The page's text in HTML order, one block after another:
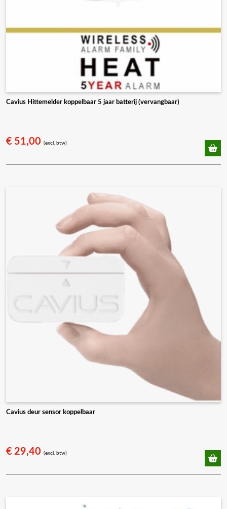
Cavius Hittemelder koppelbaar 5 jaar batterij (vervangbaar)
€ 51,00 (excl. btw)
Cavius deur sensor koppelbaar
€ 29,40 (excl. btw)